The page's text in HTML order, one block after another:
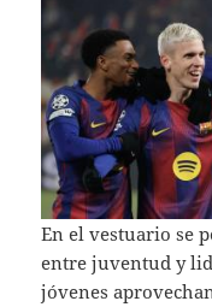
En el vestuario se
entre juventud y
jóvenes